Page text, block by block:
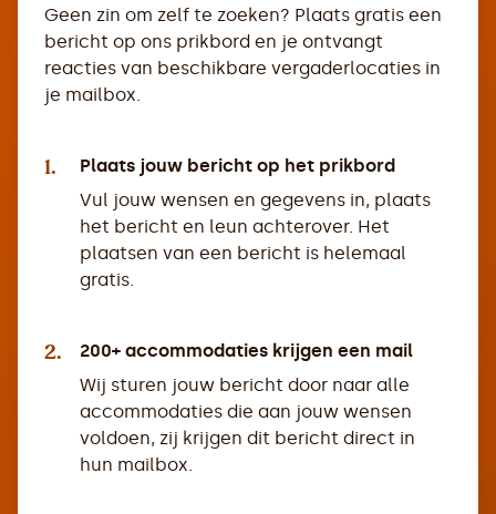
Geen zin om zelf te zoeken? Plaats gratis een
bericht op ons prikbord en je ontvangt
reacties van beschikbare vergaderlocaties in
je mailbox.
1.
Plaats jouw bericht op het prikbord
Vul jouw wensen en gegevens in, plaats
het bericht en leun achterover. Het
plaatsen van een bericht is helemaal
gratis.
2.
200+ accommodaties krijgen een mail
Wij sturen jouw bericht door naar alle
accommodaties die aan jouw wensen
voldoen, zij krijgen dit bericht direct in
hun mailbox.